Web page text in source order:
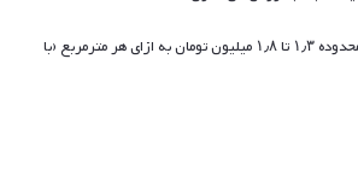
معمولاً در محدوده ۱٫۳ تا ۱٫۸ میلیون تومان به ازای هر مترمربع (با